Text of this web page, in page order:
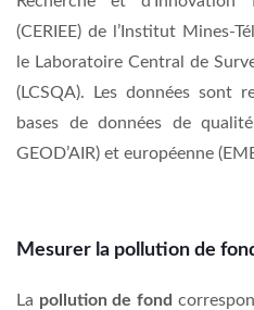
(CERIEE) de l’Institut Mines-
le Laboratoire Central de
(LCSQA). Les données sont
bases de données de
GEOD’AIR) et européenne
Mesurer la pollution de
La pollution de fond